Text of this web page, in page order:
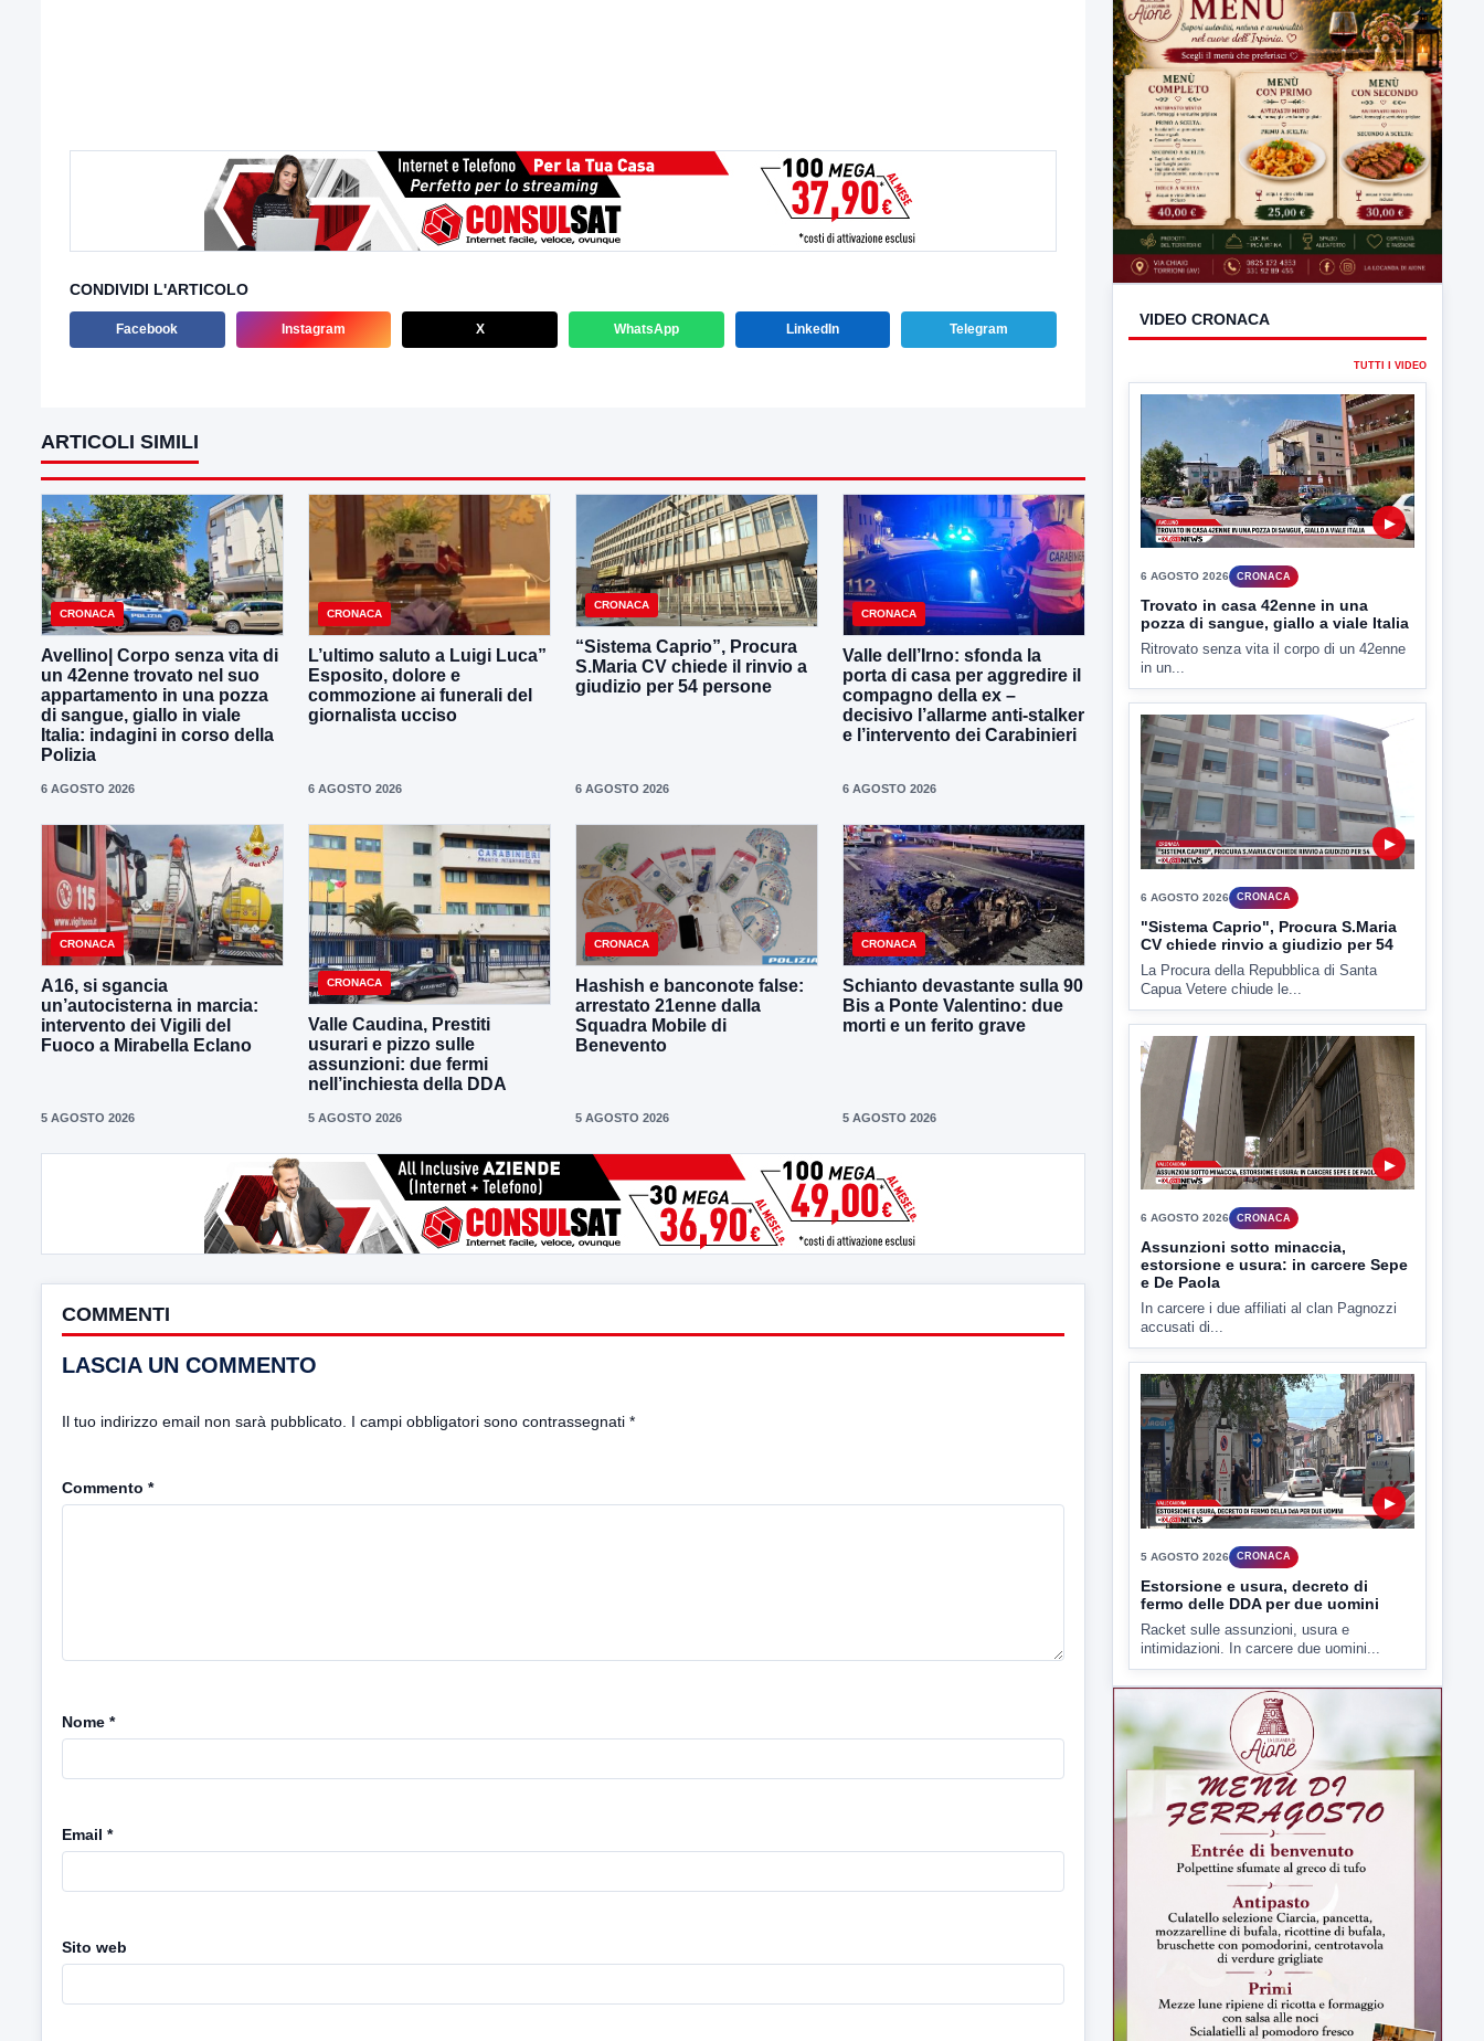
CONDIVIDI L'ARTICOLO
Facebook Instagram X WhatsApp LinkedIn Telegram
ARTICOLI SIMILI
CRONACA
Avellino| Corpo senza vita di
un 42enne trovato nel suo
appartamento in una pozza
di sangue, giallo in viale
Italia: indagini in corso della
Polizia
6 AGOSTO 2026
CRONACA
L’ultimo saluto a Luigi Luca”
Esposito, dolore e
commozione ai funerali del
giornalista ucciso
6 AGOSTO 2026
CRONACA
“Sistema Caprio”, Procura
S.Maria CV chiede il rinvio a
giudizio per 54 persone
6 AGOSTO 2026
CRONACA
Valle dell’Irno: sfonda la
porta di casa per aggredire il
compagno della ex –
decisivo l’allarme anti-stalker
e l’intervento dei Carabinieri
6 AGOSTO 2026
CRONACA
A16, si sgancia
un’autocisterna in marcia:
intervento dei Vigili del
Fuoco a Mirabella Eclano
5 AGOSTO 2026
CRONACA
Valle Caudina, Prestiti
usurari e pizzo sulle
assunzioni: due fermi
nell’inchiesta della DDA
5 AGOSTO 2026
CRONACA
Hashish e banconote false:
arrestato 21enne dalla
Squadra Mobile di
Benevento
5 AGOSTO 2026
CRONACA
Schianto devastante sulla 90
Bis a Ponte Valentino: due
morti e un ferito grave
5 AGOSTO 2026
COMMENTI
LASCIA UN COMMENTO
Il tuo indirizzo email non sarà pubblicato. I campi obbligatori sono contrassegnati *
Commento *
Nome *
Email *
Sito web
VIDEO CRONACA
TUTTI I VIDEO
Trovato in casa 42enne in una
pozza di sangue, giallo a viale Italia
Ritrovato senza vita il corpo di un 42enne
in un...
▶
CRONACA
"Sistema Caprio", Procura S.Maria
CV chiede rinvio a giudizio per 54
La Procura della Repubblica di Santa
Capua Vetere chiude le...
6 AGOSTO 2026 CRONACA
Assunzioni sotto minaccia,
estorsione e usura: in carcere Sepe
e De Paola
In carcere i due affiliati al clan Pagnozzi
accusati di...
Estorsione e usura, decreto di
fermo delle DDA per due uomini
Racket sulle assunzioni, usura e
intimidazioni. In carcere due uomini...